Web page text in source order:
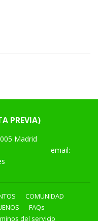
PREVIA)
Madrid
COMUNIDAD
FAQs
del servicio